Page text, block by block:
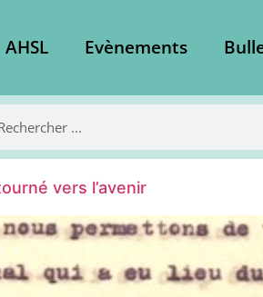
AHSL Evènements
vers l’avenir